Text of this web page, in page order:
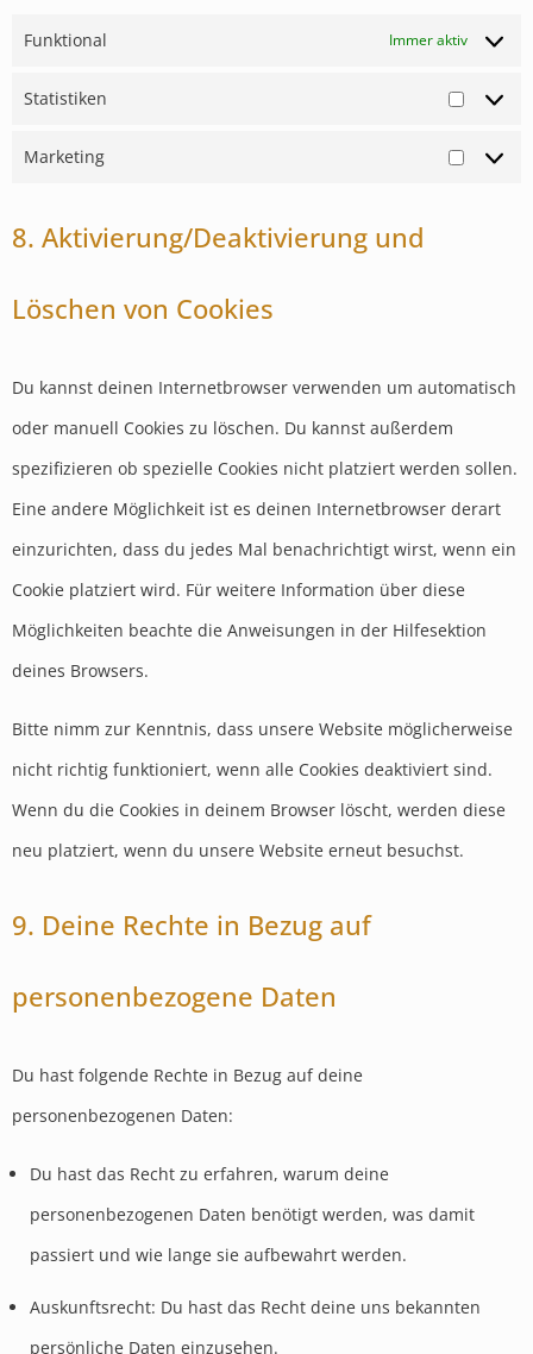
Funktional Immer aktiv
Statistiken
Marketing
8. Aktivierung/Deaktivierung und
Löschen von Cookies
Du kannst deinen Internetbrowser verwenden um automatisch
oder manuell Cookies zu löschen. Du kannst außerdem
spezifizieren ob spezielle Cookies nicht platziert werden sollen.
Eine andere Möglichkeit ist es deinen Internetbrowser derart
einzurichten, dass du jedes Mal benachrichtigt wirst, wenn ein
Cookie platziert wird. Für weitere Information über diese
Möglichkeiten beachte die Anweisungen in der Hilfesektion
deines Browsers.
Bitte nimm zur Kenntnis, dass unsere Website möglicherweise
nicht richtig funktioniert, wenn alle Cookies deaktiviert sind.
Wenn du die Cookies in deinem Browser löscht, werden diese
neu platziert, wenn du unsere Website erneut besuchst.
9. Deine Rechte in Bezug auf
personenbezogene Daten
Du hast folgende Rechte in Bezug auf deine
personenbezogenen Daten:
Du hast das Recht zu erfahren, warum deine
personenbezogenen Daten benötigt werden, was damit
passiert und wie lange sie aufbewahrt werden.
Auskunftsrecht: Du hast das Recht deine uns bekannten
persönliche Daten einzusehen.